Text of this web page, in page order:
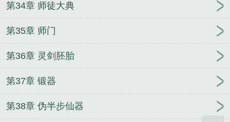
第34章 师徒大典
第35章 师门
第36章 灵剑胚胎
第37章 锻器
第38章 伪半步仙器